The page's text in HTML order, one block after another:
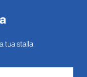
tua stalla